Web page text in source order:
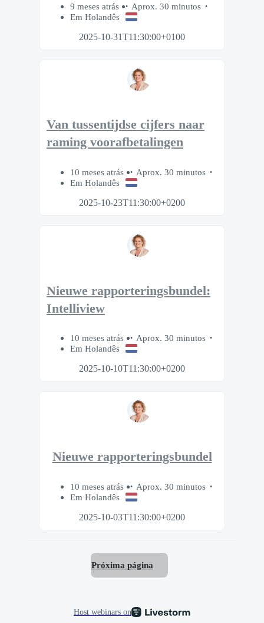
9 meses atrás
Aprox. 30 minutos
Em Holandês
2025-10-31T11:30:00+0100
Van tussentijdse cijfers naar
raming voorafbetalingen
10 meses atrás
Aprox. 30 minutos
Em Holandês
2025-10-23T11:30:00+0200
Nieuwe rapporteringsbundel:
Intelliview
10 meses atrás
Aprox. 30 minutos
Em Holandês
2025-10-10T11:30:00+0200
Nieuwe rapporteringsbundel
10 meses atrás
Aprox. 30 minutos
Em Holandês
2025-10-03T11:30:00+0200
Próxima página
Host webinars on